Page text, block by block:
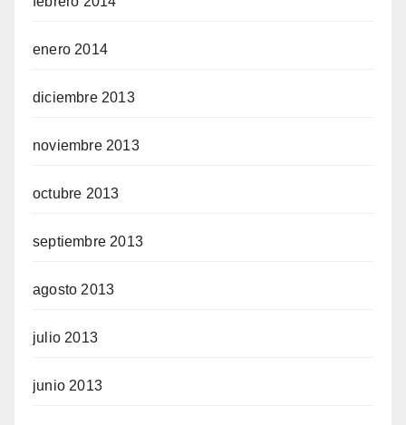
enero 2014
diciembre 2013
noviembre 2013
octubre 2013
septiembre 2013
agosto 2013
julio 2013
junio 2013